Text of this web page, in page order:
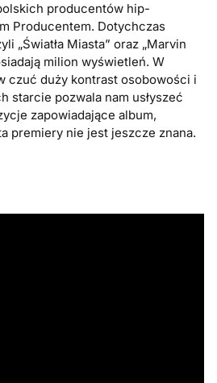
producentów hip-
Producentem. Dotychczas
„Światła Miasta” oraz „Marvin
milion wyświetleń. W
czuć duży kontrast osobowości i
starcie pozwala nam usłyszeć
zapowiadające album,
premiery nie jest jeszcze znana.